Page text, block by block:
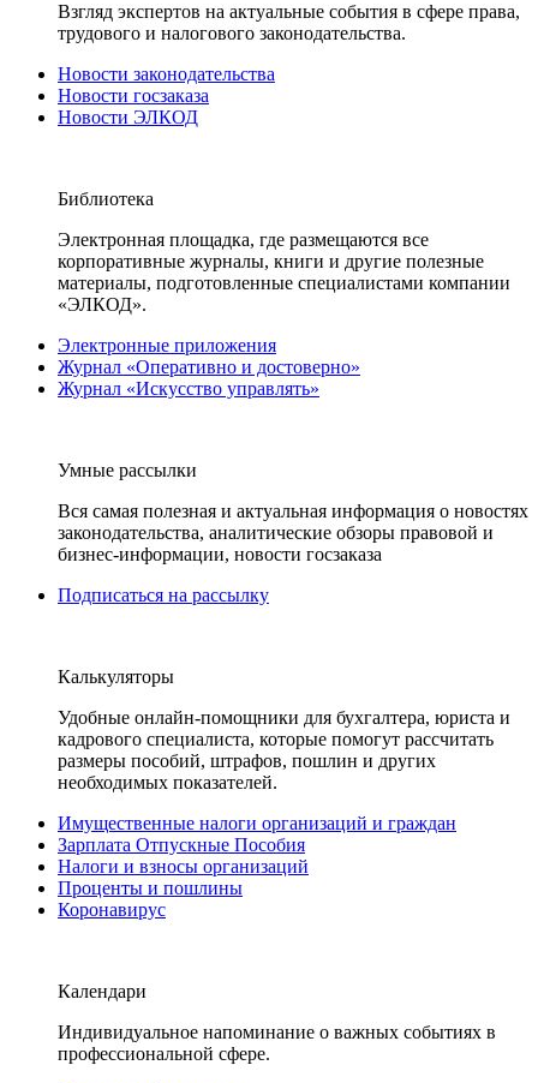
Взгляд экспертов на актуальные события в сфере права,
трудового и налогового законодательства.
Новости законодательства
Новости госзаказа
Новости ЭЛКОД
Библиотека
Электронная площадка, где размещаются все
корпоративные журналы, книги и другие полезные
материалы, подготовленные специалистами компании
«ЭЛКОД».
Электронные приложения
Журнал «Оперативно и достоверно»
Журнал «Искусство управлять»
Умные рассылки
Вся самая полезная и актуальная информация о новостях
законодательства, аналитические обзоры правовой и
бизнес-информации, новости госзаказа
Подписаться на рассылку
Калькуляторы
Удобные онлайн-помощники для бухгалтера, юриста и
кадрового специалиста, которые помогут рассчитать
размеры пособий, штрафов, пошлин и других
необходимых показателей.
Имущественные налоги организаций и граждан
Зарплата Отпускные Пособия
Налоги и взносы организаций
Проценты и пошлины
Коронавирус
Календари
Индивидуальное напоминание о важных событиях в
профессиональной сфере.